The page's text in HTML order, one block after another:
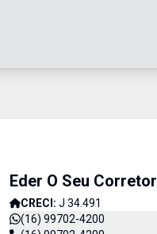
Eder O Seu Corretor
CRECI: J 34.491
(16) 99702-4200